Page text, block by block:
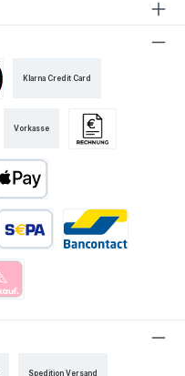
Klarna Credit Card
Vorkasse
Spedition Versand